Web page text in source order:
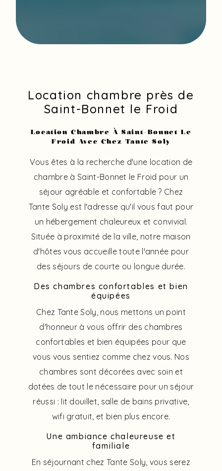
Location chambre près de
Saint-Bonnet le Froid
Location Chambre À Saint-Bonnet Le
Froid Avec Chez Tante Soly
Vous êtes à la recherche d'une location de
chambre à Saint-Bonnet le Froid pour un
séjour agréable et confortable ? Chez
Tante Soly est l'adresse qu'il vous faut pour
un hébergement chaleureux et convivial.
Située à proximité de la ville, notre maison
d'hôtes vous accueille toute l'année pour
des séjours de courte ou longue durée.
Des chambres confortables et bien
équipées
Chez Tante Soly, nous mettons un point
d'honneur à vous offrir des chambres
confortables et bien équipées pour que
vous vous sentiez comme chez vous. Nos
chambres sont décorées avec soin et
dotées de tout le nécessaire pour un séjour
réussi : lit douillet, salle de bains privative,
wifi gratuit, et bien plus encore.
Une ambiance chaleureuse et
familiale
En séjournant chez Tante Soly, vous serez